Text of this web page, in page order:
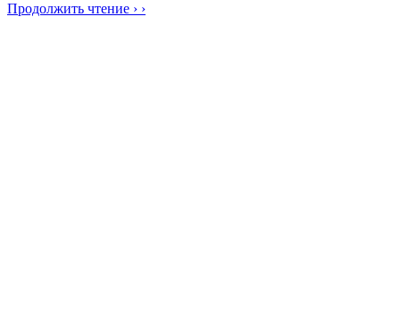
Продолжить чтение › ›